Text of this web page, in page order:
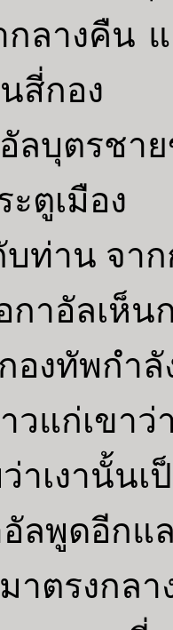
กลางคืน
สี่กอง
ลบุตรชา
ระตูเมือ
ท่าน จา
กาอัลเห็
องทัพกำ
วแก่เขา
าเงานั้นเ
ลพูดอีกแ
มาตรงก